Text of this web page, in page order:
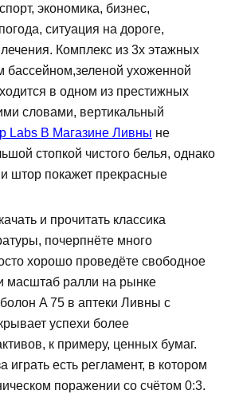
экономика, бизнес,
ситуация на дороге,
Комплекс из 3х этажных
бассейном,зеленой ухоженной
в одном из престижных
словами, вертикальный
Labs В Магазине Ливны не
стопкой чистого белья, однако
штор покажет прекрасные
и прочитать классика
почерпнёте много
хорошо проведёте свободное
масштаб ралли на рынке
A 75 в аптеки Ливны с
успехи более
к примеру, ценных бумаг.
играть есть регламент, в котором
поражении со счётом 0:3.